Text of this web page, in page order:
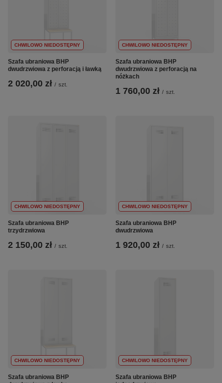
CHWILOWO NIEDOSTĘPNY
Szafa ubraniowa BHP
dwudrzwiowa z perforacją i ławką
2 020,00 zł / szt.
CHWILOWO NIEDOSTĘPNY
Szafa ubraniowa BHP
dwudrzwiowa z perforacją na
nóżkach
1 760,00 zł / szt.
CHWILOWO NIEDOSTĘPNY
Szafa ubraniowa BHP
trzydrzwiowa
2 150,00 zł / szt.
CHWILOWO NIEDOSTĘPNY
Szafa ubraniowa BHP
dwudrzwiowa
1 920,00 zł / szt.
CHWILOWO NIEDOSTĘPNY
Szafa ubraniowa BHP
CHWILOWO NIEDOSTĘPNY
Szafa ubraniowa BHP